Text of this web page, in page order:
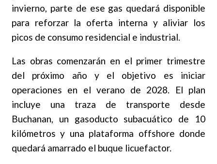
invierno, parte de ese gas quedará disponible
para reforzar la oferta interna y aliviar los
picos de consumo residencial e industrial.
Las obras comenzarán en el primer trimestre
del próximo año y el objetivo es iniciar
operaciones en el verano de 2028. El plan
incluye una traza de transporte desde
Buchanan, un gasoducto subacuático de 10
kilómetros y una plataforma offshore donde
quedará amarrado el buque licuefactor.